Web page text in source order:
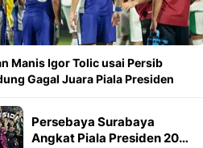
Manis Igor Tolic usai Persib
Gagal Juara Piala Presiden
Persebaya Surabaya
Angkat Piala Presiden 20…